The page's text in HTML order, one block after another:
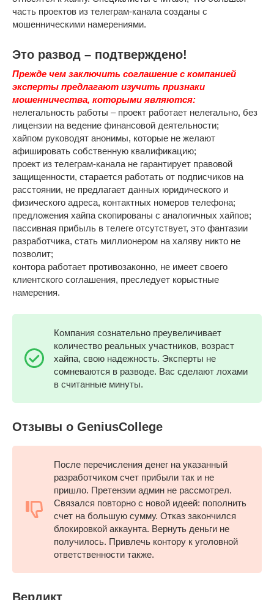
часть проектов из телеграм-канала созданы с
мошенническими намерениями.
Это развод – подтверждено!
Прежде чем заключить соглашение с компанией
эксперты предлагают изучить признаки
мошенничества, которыми являются:
нелегальность работы – проект работает нелегально, без
лицензии на ведение финансовой деятельности;
хайпом руководят анонимы, которые не желают
афишировать собственную квалификацию;
проект из телеграм-канала не гарантирует правовой
защищенности, старается работать от подписчиков на
расстоянии, не предлагает данных юридического и
физического адреса, контактных номеров телефона;
предложения хайпа скопированы с аналогичных хайпов;
пассивная прибыль в телеге отсутствует, это фантазии
разработчика, стать миллионером на халяву никто не
позволит;
контора работает противозаконно, не имеет своего
клиентского соглашения, преследует корыстные
намерения.
Компания сознательно преувеличивает
количество реальных участников, возраст
хайпа, свою надежность. Эксперты не
сомневаются в разводе. Вас сделают лохами
в считанные минуты.
Отзывы о GeniusCollege
После перечисления денег на указанный
разработчиком счет прибыли так и не
пришло. Претензии админ не рассмотрел.
Связался повторно с новой идеей: пополнить
счет на большую сумму. Отказ закончился
блокировкой аккаунта. Вернуть деньги не
получилось. Привлечь контору к уголовной
ответственности также.
Вердикт